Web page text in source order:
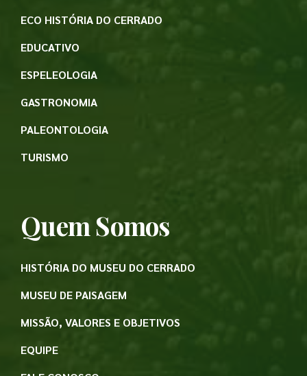
ECO HISTÓRIA DO CERRADO
EDUCATIVO
ESPELEOLOGIA
GASTRONOMIA
PALEONTOLOGIA
TURISMO
Quem Somos
HISTÓRIA DO MUSEU DO CERRADO
MUSEU DE PAISAGEM
MISSÃO, VALORES E OBJETIVOS
EQUIPE